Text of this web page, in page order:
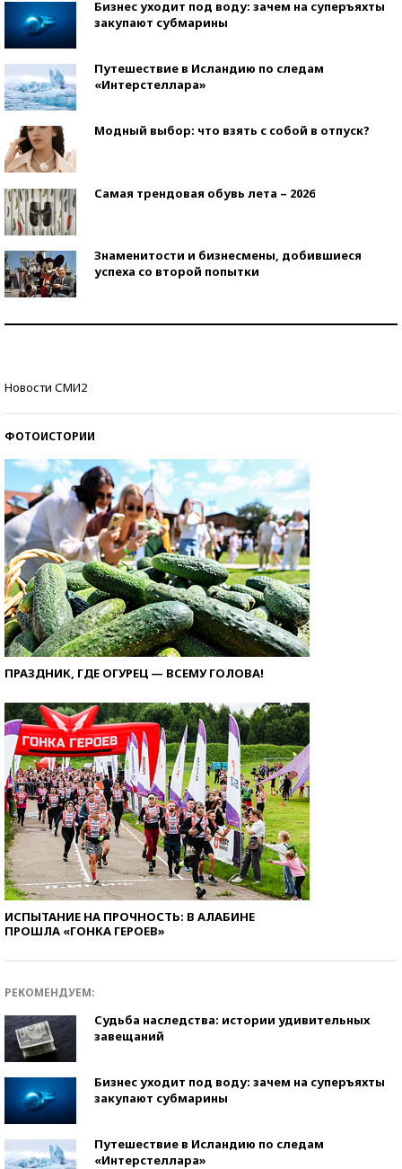
Бизнес уходит под воду: зачем на суперъяхты
закупают субмарины
Путешествие в Исландию по следам
«Интерстеллара»
Модный выбор: что взять с собой в отпуск?
Самая трендовая обувь лета – 2026
Знаменитости и бизнесмены, добившиеся
успеха со второй попытки
Новости СМИ2
ФОТОИСТОРИИ
ПРАЗДНИК, ГДЕ ОГУРЕЦ — ВСЕМУ ГОЛОВА!
ИСПЫТАНИЕ НА ПРОЧНОСТЬ: В АЛАБИНЕ
ПРОШЛА «ГОНКА ГЕРОЕВ»
РЕКОМЕНДУЕМ:
Судьба наследства: истории удивительных
завещаний
Бизнес уходит под воду: зачем на суперъяхты
закупают субмарины
Путешествие в Исландию по следам
«Интерстеллара»